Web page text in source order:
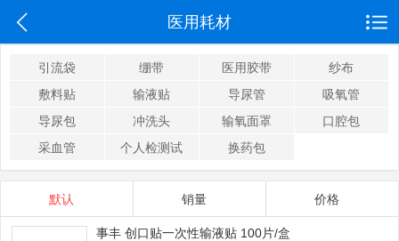
医用耗材
引流袋 绷带 医用胶带
纱布
敷料贴
输液贴 导尿管
吸氧管
导尿包
冲洗头 输氧面罩
口腔包
采血管
个人检测试 换药包
默认 销量 价格
事丰 创口贴一次性输液贴 100片/盒